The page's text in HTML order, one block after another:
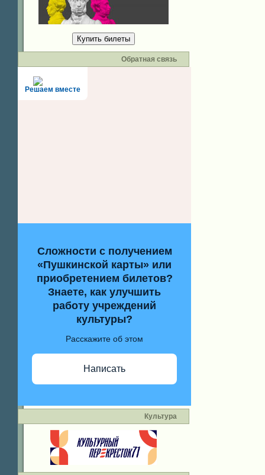
Купить билеты
Обратная связь
Решаем вместе
Сложности с получением
«Пушкинской карты» или
приобретением билетов?
Знаете, как улучшить
работу учреждений
культуры?
Расскажите об этом
Написать
Культура